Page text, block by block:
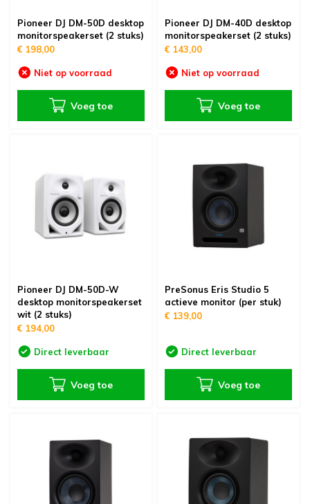
Pioneer DJ DM-50D desktop
monitorspeakerset (2 stuks)
€ 198,00
Niet op voorraad
Voeg toe
Pioneer DJ DM-40D desktop
monitorspeakerset (2 stuks)
€ 143,00
Niet op voorraad
Voeg toe
Pioneer DJ DM-50D-W
desktop monitorspeakerset
wit (2 stuks)
€ 194,00
Direct leverbaar
Voeg toe
PreSonus Eris Studio 5
actieve monitor (per stuk)
€ 139,00
Direct leverbaar
Voeg toe